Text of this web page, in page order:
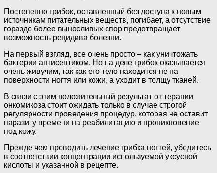
Постепенно грибок, оставленный без доступа к новым
источникам питательных веществ, погибает, а отсутствие
гораздо более выносливых спор предотвращает
возможность рецидива болезни.
На первый взгляд, все очень просто – как уничтожать
бактерии антисептиком. Но на деле грибок оказывается
очень живучим, так как его тело находится не на
поверхности ногтя или кожи, а уходит в толщу тканей.
В связи с этим положительный результат от терапии
онкомикоза стоит ожидать только в случае строгой
регулярности проведения процедур, которая не оставит
паразиту времени на реабилитацию и проникновение
под кожу.
Прежде чем проводить лечение грибка ногтей, убедитесь
в соответствии концентрации используемой уксусной
кислоты и указанной в рецепте.